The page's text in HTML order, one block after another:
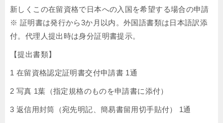
新しくこの在留資格で日本への入国を希望する場合の申請
※ 証明書は発行から3か月以内。外国語書類は日本語訳添
付。代理人提出時は身分証明書提示。
【提出書類】
1 在留資格認定証明書交付申請書 1通
2 写真 1葉（指定規格のものを申請書に添付）
3 返信用封筒（宛先明記、簡易書留用切手貼付） 1通